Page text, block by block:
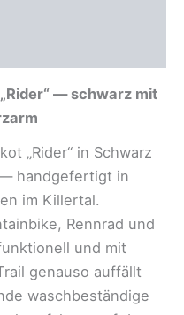
— schwarz mit
„Rider“ in Schwarz
handgefertigt in
im Killertal.
Rennrad und
und mit
genauso auffällt
waschbeständige